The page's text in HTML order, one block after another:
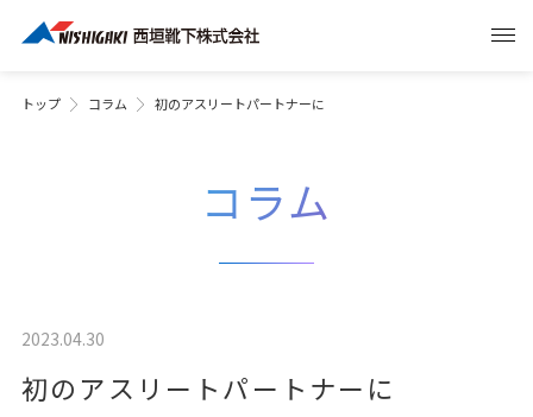
トップ コラム 初のアスリートパートナーに
コラム
2023.04.30
初のアスリートパートナーに